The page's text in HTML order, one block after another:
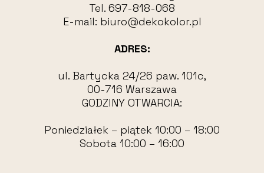
Tel. 697-818-068
E-mail: biuro@dekokolor.pl
ADRES:
ul. Bartycka 24/26 paw. 101c,
00-716 Warszawa
GODZINY OTWARCIA:
Poniedziałek – piątek 10:00 – 18:00
Sobota 10:00 – 16:00